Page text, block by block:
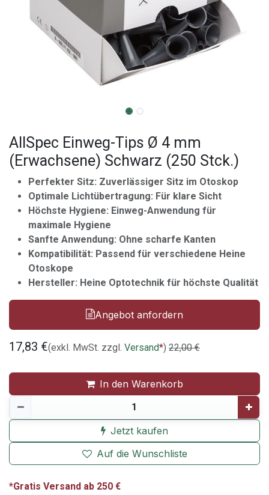
AllSpec Einweg-Tips Ø 4 mm
(Erwachsene) Schwarz (250 Stck.)
Perfekter Sitz: Zuverlässiger Sitz im Otoskop
Optimale Lichtübertragung: Für klare Sicht
Höchste Hygiene: Einweg-Anwendung für
maximale Hygiene
Sanfte Anwendung: Ohne scharfe Kanten
Kompatibilität: Passend für verschiedene Heine
Otoskope
Hersteller: Heine Optotechnik für höchste Qualität
Angebot anfordern
17,83 €(exkl. MwSt. zzgl. Versand*) 22,00€
In den Warenkorb
Jetzt kaufen
Auf die Wunschliste
*Gratis Versand ab 250 €